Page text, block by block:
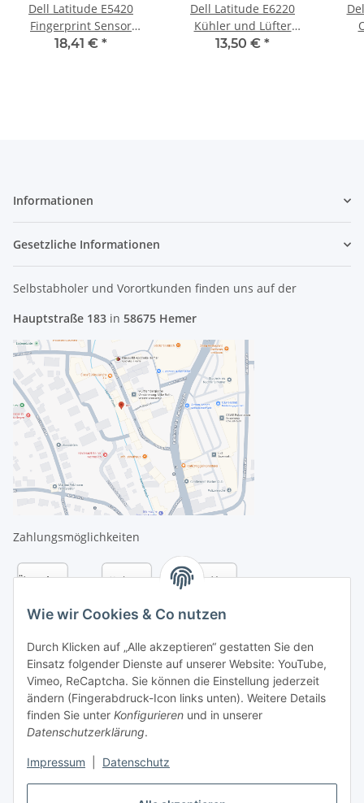
Wie wir Cookies & Co nutzen
Durch Klicken auf „Alle akzeptieren“ gestatten Sie den
Einsatz folgender Dienste auf unserer Website: YouTube,
Vimeo, ReCaptcha. Sie können die Einstellung jederzeit
ändern (Fingerabdruck-Icon links unten). Weitere Details
finden Sie unter Konfigurieren und in unserer
Datenschutzerklärung.
Impressum Datenschutz
Dell Latitude E5420
Fingerprint Sensor
18,41 € *
Dell Latitude E6220
Kühler und Lüfter
0JNYF2 #3081
13,50 € *
Informationen
Gesetzliche Informationen
Selbstabholer und Vorortkunden finden uns auf der
Hauptstraße 183 in 58675 Hemer
Zahlungsmöglichkeiten